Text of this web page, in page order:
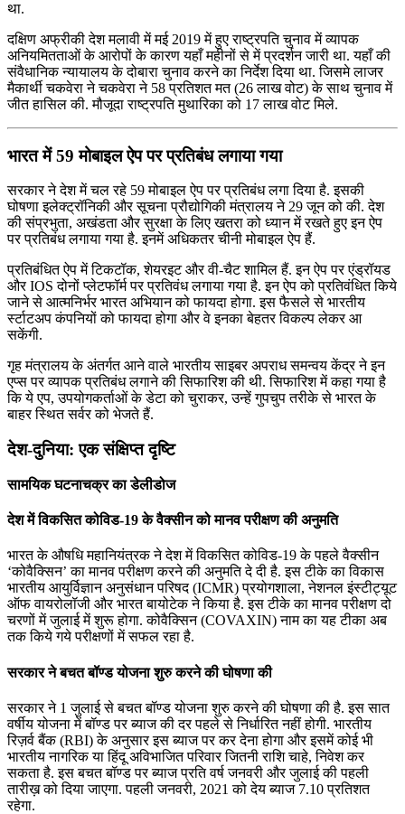
था.
दक्षिण अफ्रीकी देश मलावी में मई 2019 में हुए राष्ट्रपति चुनाव में व्यापक
अनियमितताओं के आरोपों के कारण यहाँ महीनों से में प्रदर्शन जारी था. यहाँ की
संवैधानिक न्यायालय के दोबारा चुनाव करने का निर्देश दिया था. जिसमे लाजर
मैकार्थी चकवेरा ने चकवेरा ने 58 प्रतिशत मत (26 लाख वोट) के साथ चुनाव में
जीत हासिल की. मौजूदा राष्ट्रपति मुथारिका को 17 लाख वोट मिले.
भारत में 59 मोबाइल ऐप पर प्रतिबंध लगाया गया
सरकार ने देश में चल रहे 59 मोबाइल ऐप पर प्रतिबंध लगा दिया है. इसकी
घोषणा इलेक्ट्रॉनिकी और सूचना प्रौद्योगिकी मंत्रालय ने 29 जून को की. देश
की संप्रभुता, अखंडता और सुरक्षा के लिए खतरा को ध्यान में रखते हुए इन ऐप
पर प्रतिबंध लगाया गया है. इनमें अधिकतर चीनी मोबाइल ऐप हैं.
प्रतिबंधित ऐप में टिकटॉक, शेयरइट और वी-चैट शामिल हैं. इन ऐप पर एंड्रॉयड
और IOS दोनों प्लेटफॉर्म पर प्रतिवंध लगाया गया है. इन ऐप को प्रतिवंधित किये
जाने से आत्‍मनिर्भर भारत अभियान को फायदा होगा. इस फैसले से भारतीय
र्स्‍टाटअप कंपनियों को फायदा होगा और वे इनका बेहतर विकल्‍प लेकर आ
सकेंगी.
गृह मंत्रालय के अंतर्गत आने वाले भारतीय साइबर अपराध समन्वय केंद्र ने इन
एप्स पर व्यापक प्रतिबंध लगाने की सिफारिश की थी. सिफारिश में कहा गया है
कि ये एप, उपयोगकर्ताओं के डेटा को चुराकर, उन्हें गुपचुप तरीके से भारत के
बाहर स्थित सर्वर को भेजते हैं.
देश-दुनिया: एक संक्षिप्त दृष्टि
सामयिक घटनाचक्र का डेलीडोज
देश में विकसित कोविड-19 के वैक्‍सीन को मानव परीक्षण की अनुमति
भारत के औषधि महानियंत्रक ने देश में विकसित कोविड-19 के पहले वैक्‍सीन
‘कोवैक्सिन’ का मानव परीक्षण करने की अनुमति दे दी है. इस टीके का विकास
भारतीय आयुर्विज्ञान अनुसंधान परिषद (ICMR) प्रयोगशाला, नेशनल इंस्‍टीट्यूट
ऑफ वायरोलॉजी और भारत बायोटेक ने किया है. इस टीके का मानव परीक्षण दो
चरणों में जुलाई में शुरू होगा. कोवैक्सिन (COVAXIN) नाम का यह टीका अब
तक किये गये परीक्षणों में सफल रहा है.
सरकार ने बचत बॉण्ड योजना शुरु करने की घोषणा की
सरकार ने 1 जुलाई से बचत बॉण्ड योजना शुरु करने की घोषणा की है. इस सात
वर्षीय योजना में बॉण्ड पर ब्‍याज की दर पहले से निर्धारित नहीं होगी. भारतीय
रिज़र्व बैंक (RBI) के अनुसार इस ब्‍याज पर कर देना होगा और इसमें कोई भी
भारतीय नागरिक या हिंदू अविभाजित परिवार जितनी राशि चाहे, निवेश कर
सकता है. इस बचत बॉण्ड पर ब्याज प्रति वर्ष जनवरी और जुलाई की पहली
तारीख़ को दिया जाएगा. पहली जनवरी, 2021 को देय ब्‍याज 7.10 प्रतिशत
रहेगा.